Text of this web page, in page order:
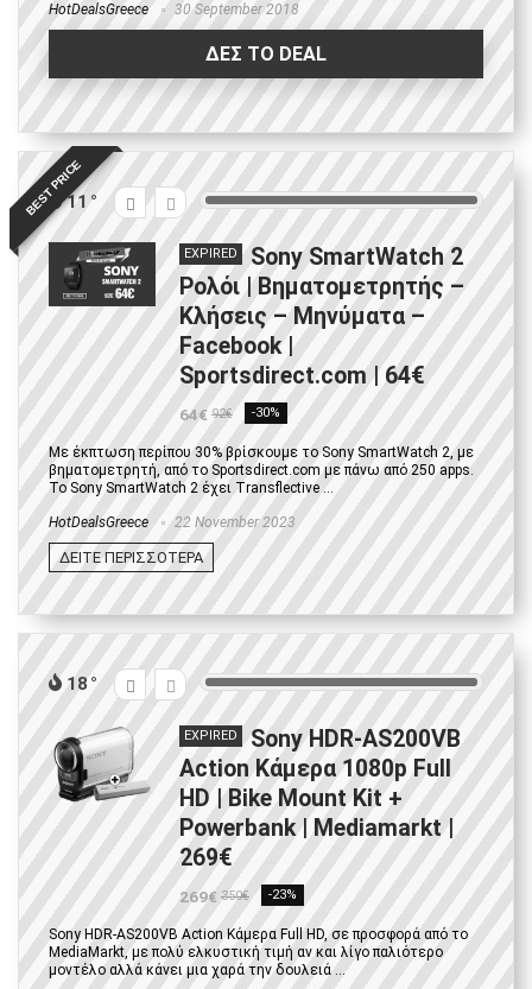
HotDealsGreece 30 September 2018
ΔΕΣ ΤΟ DEAL
BEST PRICE
11
EXPIRED
Sony SmartWatch 2
Ρολόι | Βηματομετρητής –
Κλήσεις – Μηνύματα –
Facebook |
Sportsdirect.com | 64€
64€ 92€ -30%
Με έκπτωση περίπου 30% βρίσκουμε το Sony SmartWatch 2, με
βηματομετρητή, από το Sportsdirect.com με πάνω από 250 apps.
Το Sony SmartWatch 2 έχει Transflective ...
HotDealsGreece 22 November 2023
ΔΕΙΤΕ ΠΕΡΙΣΣΟΤΕΡΑ
18
EXPIRED
Sony HDR-AS200VB
Action Κάμερα 1080p Full
HD | Bike Mount Kit +
Powerbank | Μediamarkt |
269€
269€ 350€ -23%
Sony HDR-AS200VB Action Κάμερα Full HD, σε προσφορά από το
MediaMarkt, με πολύ ελκυστική τιμή αν και λίγο παλιότερο
μοντέλο αλλά κάνει μια χαρά την δουλειά ...